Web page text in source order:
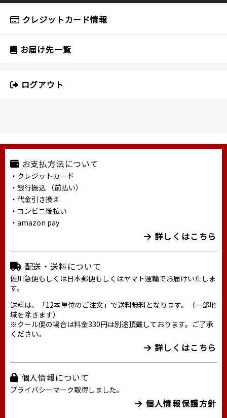
クレジットカード情報
お届け先一覧
ログアウト
お支払方法について
・クレジットカード
・銀行振込 （前払い）
・代金引き換え
・コンビニ後払い
・amazon pay
詳しくはこちら
配送・送料について
佐川急便もしくは日本郵便もしくはヤマト運輸でお届けいたしま
す。
送料は、「12本単位のご注文」で送料無料となります。（一部地
域を除きます）
※クール便の場合は料金330円は別途頂戴しております。ご了承
ください。
詳しくはこちら
個人情報について
プライバシーマーク取得しました。
個人情報保護方針